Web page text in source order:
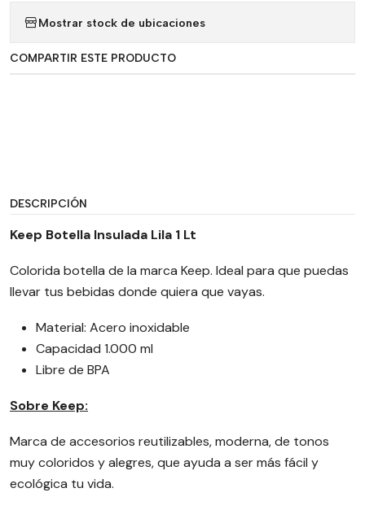
Mostrar stock de ubicaciones
COMPARTIR ESTE PRODUCTO
DESCRIPCIÓN
Keep Botella Insulada Lila 1 Lt
Colorida botella de la marca Keep. Ideal para que puedas
llevar tus bebidas donde quiera que vayas.
Material: Acero inoxidable
Capacidad 1.000 ml
Libre de BPA
Sobre Keep:
Marca de accesorios reutilizables, moderna, de tonos
muy coloridos y alegres, que ayuda a ser más fácil y
ecológica tu vida.